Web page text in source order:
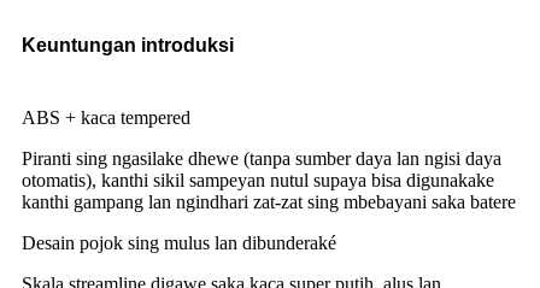
Keuntungan introduksi
ABS + kaca tempered
Piranti sing ngasilake dhewe (tanpa sumber daya lan ngisi daya
otomatis), kanthi sikil sampeyan nutul supaya bisa digunakake
kanthi gampang lan ngindhari zat-zat sing mbebayani saka batere
Desain pojok sing mulus lan dibunderaké